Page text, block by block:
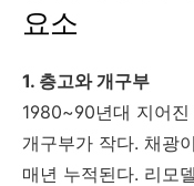
요소
1. 층고와 개구부
1980~90년대 지어
개구부가 작다. 채광
매년 누적된다. 리모